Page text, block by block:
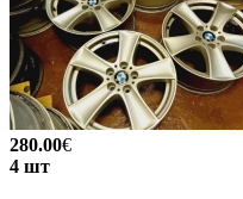
280.00€
4 шт